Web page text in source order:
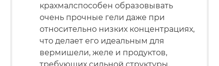
крахмалспособен образовывать
очень прочные гели даже при
относительно низких концентрациях,
что делает его идеальным для
вермишели, желе и продуктов,
требующих сильной структуры.